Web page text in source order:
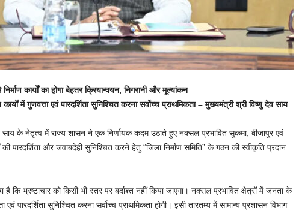
कार्यों का होगा बेहतर क्रियान्वयन, निगरानी और मूल्यांकन
में गुणवत्ता एवं पारदर्शिता सुनिश्चित करना सर्वोच्च प्राथमिकता – मुख्यमंत्री श्री विष्णु देव साय
साय के नेतृत्व में राज्य शासन ने एक निर्णायक कदम उठाते हुए नक्सल प्रभावित सुकमा, बीजापुर एवं
की पारदर्शिता और जवाबदेही सुनिश्चित करने हेतु “जिला निर्माण समिति” के गठन की स्वीकृति प्रदान
कि भ्रष्टाचार को किसी भी स्तर पर बर्दाश्त नहीं किया जाएगा। नक्सल प्रभावित क्षेत्रों में जनता के
पारदर्शिता सुनिश्चित करना सर्वोच्च प्राथमिकता होगी। इसी तारतम्य में सामान्य प्रशासन विभाग